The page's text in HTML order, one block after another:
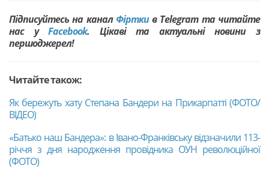
Підписуйтесь на канал Фірткив Telegram та читайте
нас уFacebook. Цікаві та актуальні новини з
першоджерел!
Читайте також:
Як бережуть хату Степана Бандери на Прикарпатті (ФОТО/
ВІДЕО)
«Батько наш Бандера»: в Івано-Франківську відзначили 113-
річчя з дня народження провідника ОУН революційної
(ФОТО)